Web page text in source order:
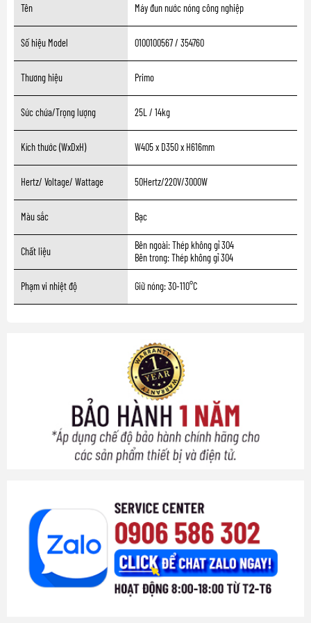
Tên Máy đun nước nóng công nghiệp
Số hiệu Model 0100100567 / 354760
Thương hiệu Primo
Sức chứa/Trọng lượng 25L / 14kg
Kích thước (WxDxH) W405 x D350 x H616mm
Hertz/ Voltage/ Wattage 50Hertz/220V/3000W
Màu sắc Bạc
Chất liệu
Bên ngoài: Thép không gỉ 304
Bên trong: Thép không gỉ 304
Phạm vi nhiệt độ Giữ nóng: 30-110°C